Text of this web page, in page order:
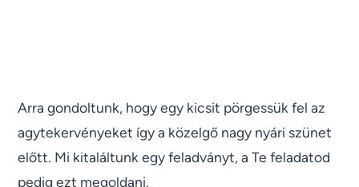
Arra gondoltunk, hogy egy kicsit pörgessük fel az
agytekervényeket így a közelgő nagy nyári szünet
előtt. Mi kitaláltunk egy feladványt, a Te feladatod
pedig ezt megoldani.